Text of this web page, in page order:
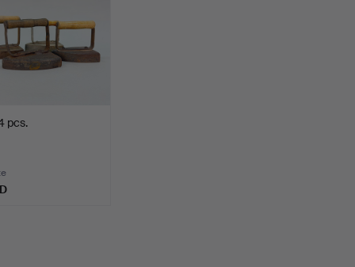
pcs.